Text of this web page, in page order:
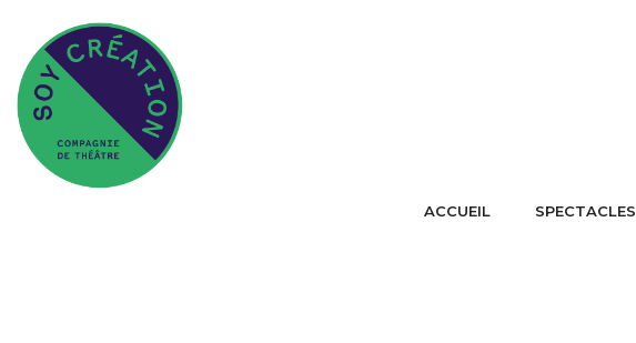
ACCUEIL SPECTACLES